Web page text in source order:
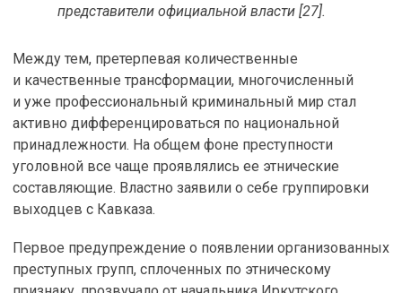
представители официальной власти [27].
Между тем, претерпевая количественные
и качественные трансформации, многочисленный
и уже профессиональный криминальный мир стал
активно дифференцироваться по национальной
принадлежности. На общем фоне преступности
уголовной все чаще проявлялись ее этнические
составляющие. Властно заявили о себе группировки
выходцев с Кавказа.
Первое предупреждение о появлении организованных
преступных групп, сплоченных по этническому